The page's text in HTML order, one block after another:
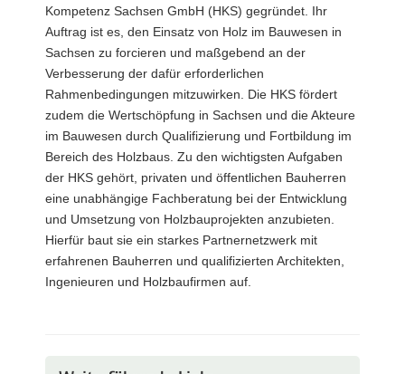
Kompetenz Sachsen GmbH (HKS) gegründet. Ihr
Auftrag ist es, den Einsatz von Holz im Bauwesen in
Sachsen zu forcieren und maßgebend an der
Verbesserung der dafür erforderlichen
Rahmenbedingungen mitzuwirken. Die HKS fördert
zudem die Wertschöpfung in Sachsen und die Akteure
im Bauwesen durch Qualifizierung und Fortbildung im
Bereich des Holzbaus. Zu den wichtigsten Aufgaben
der HKS gehört, privaten und öffentlichen Bauherren
eine unabhängige Fachberatung bei der Entwicklung
und Umsetzung von Holzbauprojekten anzubieten.
Hierfür baut sie ein starkes Partnernetzwerk mit
erfahrenen Bauherren und qualifizierten Architekten,
Ingenieuren und Holzbaufirmen auf.